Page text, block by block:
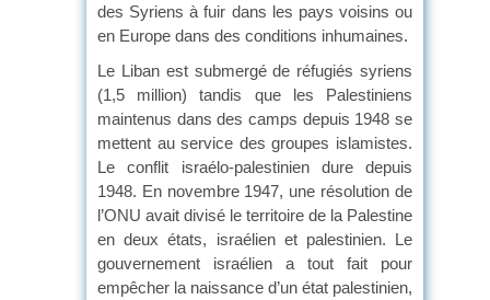
des Syriens à fuir dans les pays voisins ou
en Europe dans des conditions inhumaines.
Le Liban est submergé de réfugiés syriens
(1,5 million) tandis que les Palestiniens
maintenus dans des camps depuis 1948 se
mettent au service des groupes islamistes.
Le conflit israélo-palestinien dure depuis
1948. En novembre 1947, une résolution de
l’ONU avait divisé le territoire de la Palestine
en deux états, israélien et palestinien. Le
gouvernement israélien a tout fait pour
empêcher la naissance d’un état palestinien,